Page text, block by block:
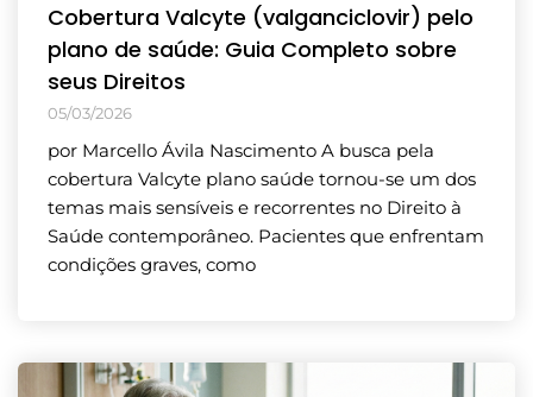
Cobertura Valcyte (valganciclovir) pelo
plano de saúde: Guia Completo sobre
seus Direitos
05/03/2026
por Marcello Ávila Nascimento A busca pela
cobertura Valcyte plano saúde tornou-se um dos
temas mais sensíveis e recorrentes no Direito à
Saúde contemporâneo. Pacientes que enfrentam
condições graves, como